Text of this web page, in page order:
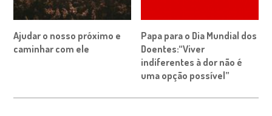
Ajudar o nosso próximo e
caminhar com ele
Papa para o Dia Mundial dos
Doentes:“Viver
indiferentes à dor não é
uma opção possível”